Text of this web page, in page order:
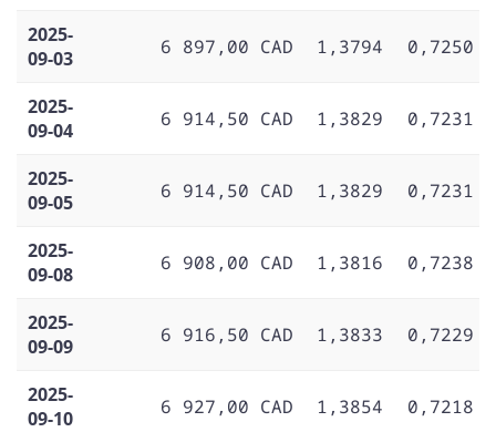
2025-
09-03
6 897,00 CAD 1,3794 0,7250
2025-
09-04
6 914,50 CAD 1,3829 0,7231
2025-
09-05
6 914,50 CAD 1,3829 0,7231
2025-
09-08
6 908,00 CAD 1,3816 0,7238
2025-
09-09
6 916,50 CAD 1,3833 0,7229
2025-
09-10
6 927,00 CAD 1,3854 0,7218